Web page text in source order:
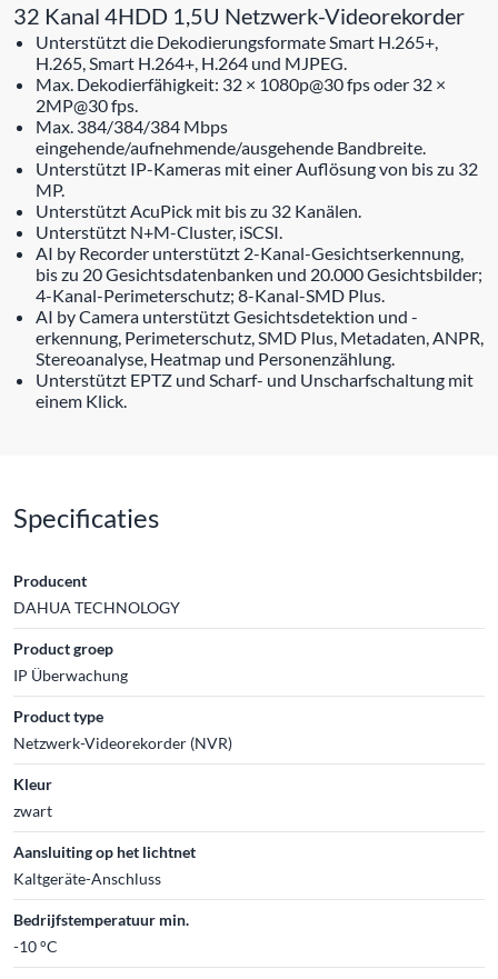
32 Kanal 4HDD 1,5U Netzwerk-Videorekorder
Unterstützt die Dekodierungsformate Smart H.265+,
H.265, Smart H.264+, H.264 und MJPEG.
Max. Dekodierfähigkeit: 32 × 1080p@30 fps oder 32 ×
2MP@30 fps.
Max. 384/384/384 Mbps
eingehende/aufnehmende/ausgehende Bandbreite.
Unterstützt IP-Kameras mit einer Auflösung von bis zu 32
MP.
Unterstützt AcuPick mit bis zu 32 Kanälen.
Unterstützt N+M-Cluster, iSCSI.
AI by Recorder unterstützt 2-Kanal-Gesichtserkennung,
bis zu 20 Gesichtsdatenbanken und 20.000 Gesichtsbilder;
4-Kanal-Perimeterschutz; 8-Kanal-SMD Plus.
AI by Camera unterstützt Gesichtsdetektion und -
erkennung, Perimeterschutz, SMD Plus, Metadaten, ANPR,
Stereoanalyse, Heatmap und Personenzählung.
Unterstützt EPTZ und Scharf- und Unscharfschaltung mit
einem Klick.
Specificaties
Producent
DAHUA TECHNOLOGY
Product groep
IP Überwachung
Product type
Netzwerk-Videorekorder (NVR)
Kleur
zwart
Aansluiting op het lichtnet
Kaltgeräte-Anschluss
Bedrijfstemperatuur min.
-10 °C